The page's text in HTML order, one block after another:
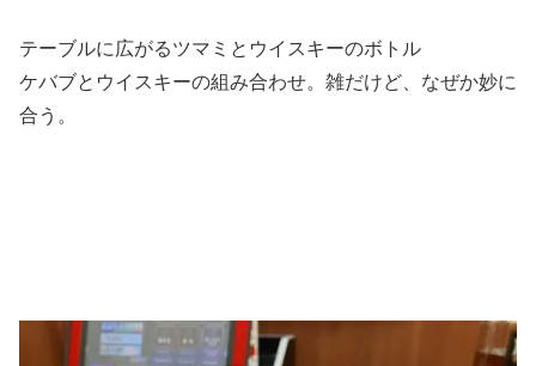
テーブルに広がるツマミとウイスキーのボトル
ケバブとウイスキーの組み合わせ。雑だけど、なぜか妙に
合う。